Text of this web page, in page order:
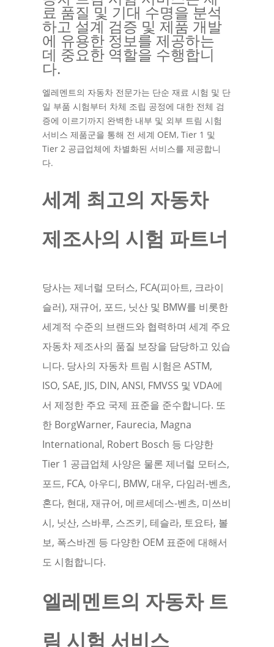
료 품질 및 기대 수명을 분석
하고 설계 검증 및 제품 개발
에 유용한 정보를 제공하는
데 중요한 역할을 수행합니
다.
엘레멘트의 자동차 전문가는 단순 재료 시험 및 단
일 부품 시험부터 차체 조립 공정에 대한 전체 검
증에 이르기까지 완벽한 내부 및 외부 트림 시험
서비스 제품군을 통해 전 세계 OEM, Tier 1 및
Tier 2 공급업체에 차별화된 서비스를 제공합니
다.
세계 최고의 자동차
제조사의 시험 파트너
당사는 제너럴 모터스, FCA(피아트, 크라이
슬러), 재규어, 포드, 닛산 및 BMW를 비롯한
세계적 수준의 브랜드와 협력하며 세계 주요
자동차 제조사의 품질 보장을 담당하고 있습
니다. 당사의 자동차 트림 시험은 ASTM,
ISO, SAE, JIS, DIN, ANSI, FMVSS 및 VDA에
서 제정한 주요 국제 표준을 준수합니다. 또
한 BorgWarner, Faurecia, Magna
International, Robert Bosch 등 다양한
Tier 1 공급업체 사양은 물론 제너럴 모터스,
포드, FCA, 아우디, BMW, 대우, 다임러-벤츠,
혼다, 현대, 재규어, 메르세데스-벤츠, 미쓰비
시, 닛산, 스바루, 스즈키, 테슬라, 토요타, 볼
보, 폭스바겐 등 다양한 OEM 표준에 대해서
도 시험합니다.
엘레멘트의 자동차 트
림 시험 서비스